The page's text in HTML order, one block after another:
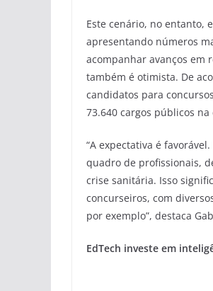
Este cenário, no entanto,
apresentando números
acompanhar avanços em
também é otimista. De
candidatos para
73.640 cargos públicos
“A expectativa é
quadro de profissionais,
crise sanitária. Isso
concurseiros, com
por exemplo”, destaca
EdTech investe em